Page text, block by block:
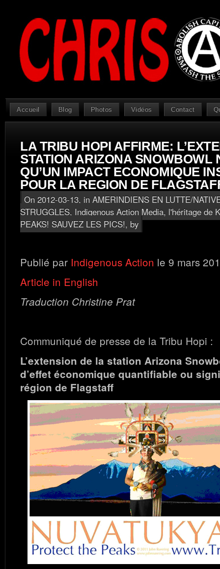
Accueil Blog Photos Vidéos Contact
LA TRIBU HOPI AFFIRME:
STATION ARIZONA SNOWBOWL
QU’UN IMPACT ECONOMIQUE
POUR LA REGION DE
On 2012-03-13, in AMERINDIENS EN LUTTE/
STRUGGLES, Indigenous Action Media, l'héritage de
PEAKS! SAUVEZ LES PICS!, by
Publié par Indigenous Action le 9 mars
Article in English
Traduction Christine Prat
Communiqué de presse de la Tribu Hopi :
L’extension de la station Arizona
d’effet économique quantifiable ou
région de Flagstaff